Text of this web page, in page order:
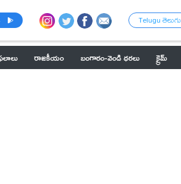
Telugu తెలుగు
రాజకీయం బంగారం-వెండి ధరలు క్రైమ్